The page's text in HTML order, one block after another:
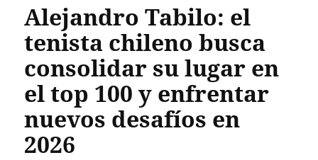
Alejandro Tabilo: el
tenista chileno busca
consolidar su lugar en
el top 100 y enfrentar
nuevos desafíos en
2026